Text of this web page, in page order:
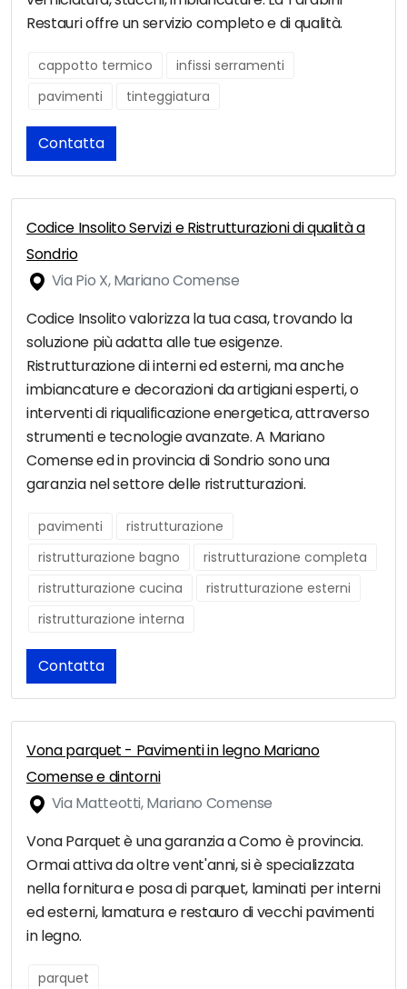
Restauri offre un servizio completo e di qualità.
cappotto termico
infissi serramenti
pavimenti
tinteggiatura
Contatta
Codice Insolito Servizi e Ristrutturazioni di qualità a
Sondrio
Via Pio X, Mariano Comense
Codice Insolito valorizza la tua casa, trovando la
soluzione più adatta alle tue esigenze.
Ristrutturazione di interni ed esterni, ma anche
imbiancature e decorazioni da artigiani esperti, o
interventi di riqualificazione energetica, attraverso
strumenti e tecnologie avanzate. A Mariano
Comense ed in provincia di Sondrio sono una
garanzia nel settore delle ristrutturazioni.
pavimenti
ristrutturazione
ristrutturazione bagno
ristrutturazione completa
ristrutturazione cucina
ristrutturazione esterni
ristrutturazione interna
Contatta
Vona parquet - Pavimenti in legno Mariano
Comense e dintorni
Via Matteotti, Mariano Comense
Vona Parquet è una garanzia a Como è provincia.
Ormai attiva da oltre vent'anni, si è specializzata
nella fornitura e posa di parquet, laminati per interni
ed esterni, lamatura e restauro di vecchi pavimenti
in legno.
parquet